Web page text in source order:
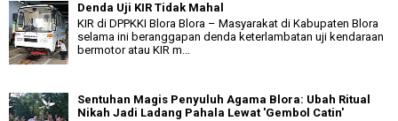
Denda Uji KIR Tidak Mahal
KIR di DPPKKI Blora Blora – Masyarakat di Kabupaten Blora
selama ini beranggapan denda keterlambatan uji kendaraan
bermotor atau KIR m...
Sentuhan Magis Penyuluh Agama Blora: Ubah Ritual
Nikah Jadi Ladang Pahala Lewat 'Gembol Catin'